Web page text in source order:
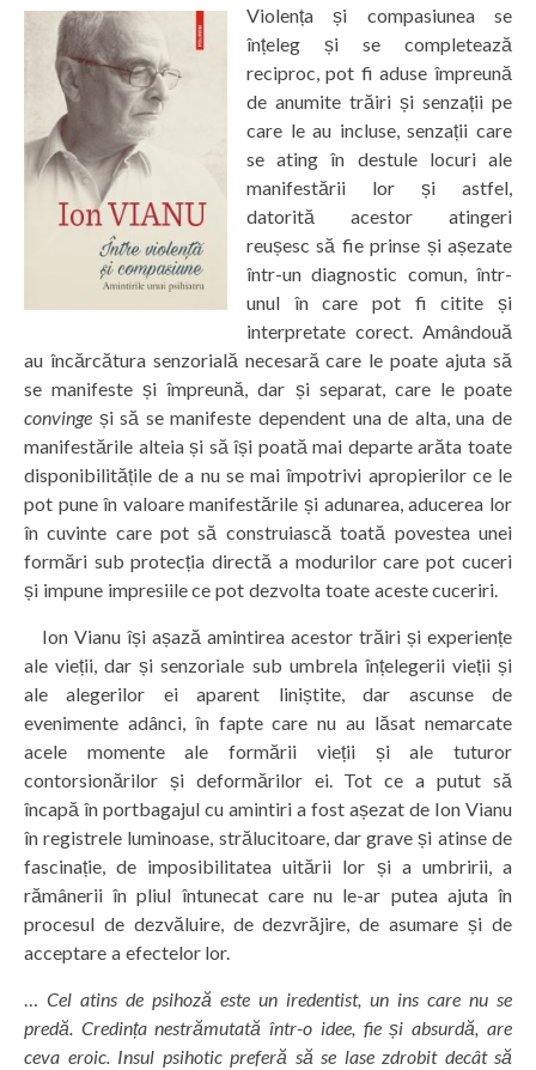
Violența și compasiunea se
înțeleg și se completează
reciproc, pot fi aduse împreună
de anumite trăiri și senzații pe
care le au incluse, senzații care
se ating în destule locuri ale
manifestării lor și astfel,
datorită acestor atingeri
reușesc să fie prinse și așezate
într-un diagnostic comun, într-
unul în care pot fi citite și
interpretate corect. Amândouă
au încărcătura senzorială necesară care le poate ajuta să
se manifeste și împreună, dar și separat, care le poate
convinge și să se manifeste dependent una de alta, una de
manifestările alteia și să își poată mai departe arăta toate
disponibilitățile de a nu se mai împotrivi apropierilor ce le
pot pune în valoare manifestările și adunarea, aducerea lor
în cuvinte care pot să construiască toată povestea unei
formări sub protecția directă a modurilor care pot cuceri
și impune impresiile ce pot dezvolta toate aceste cuceriri.
Ion Vianu își așază amintirea acestor trăiri și experiențe
ale vieții, dar și senzoriale sub umbrela înțelegerii vieții și
ale alegerilor ei aparent liniștite, dar ascunse de
evenimente adânci, în fapte care nu au lăsat nemarcate
acele momente ale formării vieții și ale tuturor
contorsionărilor și deformărilor ei. Tot ce a putut să
încapă în portbagajul cu amintiri a fost așezat de Ion Vianu
în registrele luminoase, strălucitoare, dar grave și atinse de
fascinație, de imposibilitatea uitării lor și a umbririi, a
rămânerii în pliul întunecat care nu le-ar putea ajuta în
procesul de dezvăluire, de dezvrăjire, de asumare și de
acceptare a efectelor lor.
… Cel atins de psihoză este un iredentist, un ins care nu se
predă. Credința nestrămutată într-o idee, fie și absurdă, are
ceva eroic. Insul psihotic preferă să se lase zdrobit decât să